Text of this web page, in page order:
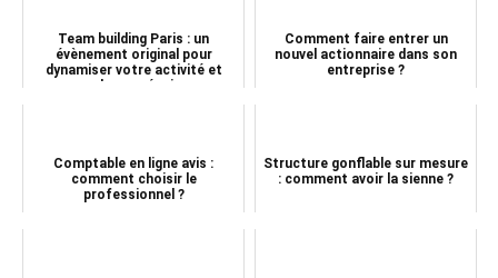
Team building Paris : un
évènement original pour
dynamiser votre activité et
souder vos équipes
Comment faire entrer un
nouvel actionnaire dans son
entreprise ?
Comptable en ligne avis :
comment choisir le
professionnel ?
Structure gonflable sur mesure
: comment avoir la sienne ?